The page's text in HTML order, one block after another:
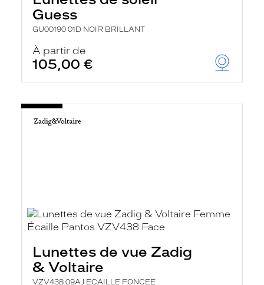
Guess
GU00190 01D NOIR BRILLANT
À partir de
105,00 €
Lunettes de vue Zadig
& Voltaire
VZV438 09AJ ECAILLE FONCEE